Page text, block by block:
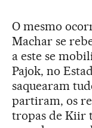
O mesmo
Machar se
a este se
Pajok, no
saquearam
partiram, os
tropas de Kiir